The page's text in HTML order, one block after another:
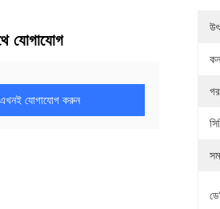
যোগাযোগ
এখনই যোগাযোগ করুন